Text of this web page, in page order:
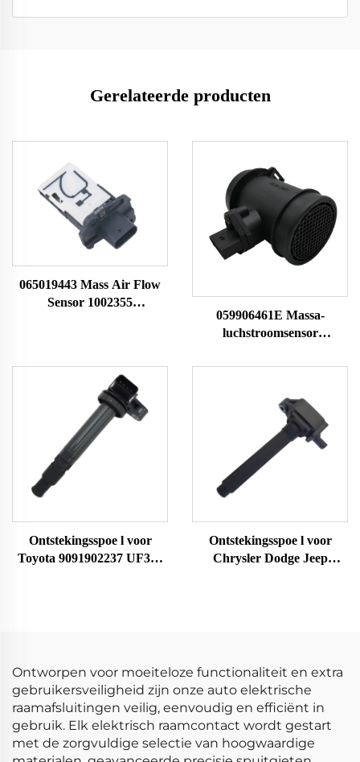
Gerelateerde producten
065019443 Mass Air Flow
Sensor 1002355
059906461E Massa-
luchstroomsensor
Passend voor Audi
luchtstroommeter
Ontstekingsspoe l voor
Toyota 9091902237 UF323
Ontstekingsspoe l voor
Chrysler Dodge Jeep
Ontworpen voor moeiteloze functionaliteit en extra
gebruikersveiligheid zijn onze auto elektrische
raamafsluitingen veilig, eenvoudig en efficiënt in
gebruik. Elk elektrisch raamcontact wordt gestart
met de zorgvuldige selectie van hoogwaardige